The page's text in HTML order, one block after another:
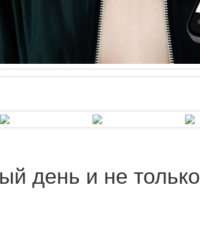
день и не только